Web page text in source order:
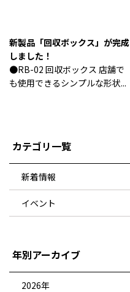
新製品「回収ボックス」が完成
しました！
●RB-02 回収ボックス 店舗で
も使用できるシンプルな形状...
カテゴリ一覧
新着情報
イベント
年別アーカイブ
2026年